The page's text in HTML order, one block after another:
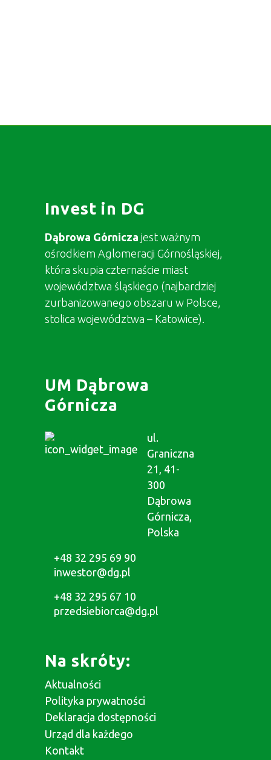
Invest in DG
Dąbrowa Górnicza jest ważnym
ośrodkiem Aglomeracji Górnośląskiej,
która skupia czternaście miast
województwa śląskiego (najbardziej
zurbanizowanego obszaru w Polsce,
stolica województwa – Katowice).
UM Dąbrowa
Górnicza
ul.
Graniczna
21, 41-
300
Dąbrowa
Górnicza,
Polska
+48 32 295 69 90
inwestor@dg.pl
+48 32 295 67 10
przedsiebiorca@dg.pl
Na skróty:
Aktualności
Polityka prywatności
Deklaracja dostępności
Urząd dla każdego
Kontakt